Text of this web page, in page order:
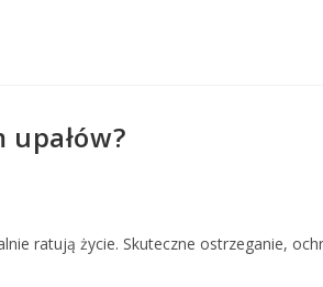
ratują życie. Skuteczne ostrzeganie,